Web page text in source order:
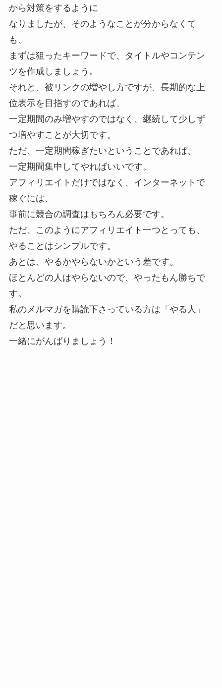
から対策をするように
なりましたが、そのようなことが分からなくて
も、
まずは狙ったキーワードで、タイトルやコンテン
ツを作成しましょう。
それと、被リンクの増やし方ですが、長期的な上
位表示を目指すのであれば、
一定期間のみ増やすのではなく、継続して少しず
つ増やすことが大切です。
ただ、一定期間稼ぎたいということであれば、
一定期間集中してやればいいです。
アフィリエイトだけではなく、インターネットで
稼ぐには、
事前に競合の調査はもちろん必要です。
ただ、このようにアフィリエイト一つとっても、
やることはシンプルです。
あとは、やるかやらないかという差です。
ほとんどの人はやらないので、やったもん勝ちで
す。
私のメルマガを購読下さっている方は「やる人」
だと思います。
一緒にがんばりましょう！